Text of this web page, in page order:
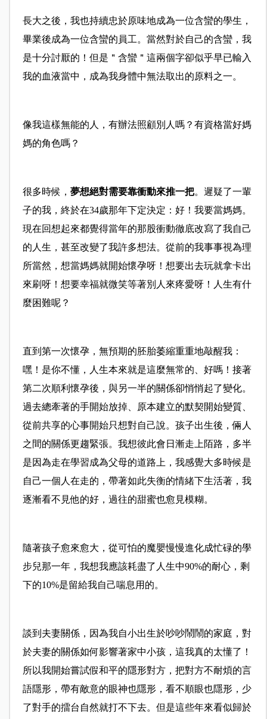
長大之後，我也持續忠於原味地成為一位含蠻的學生，
畢業後成為一位含蠻的員工。當然對於自己的含蠻，我
是十分討厭的！但是＂含蠻＂這兩個字卻似乎早已輸入
我的血液當中，成為我身體中無法取出的原料之一。
像我這樣無能的人，有辦法照顧別人嗎？有資格當好媽
媽的角色嗎？
很多時候， 夢想絕對需要靠衝動來推一把。遲疑了一輩
子的我，終於在34歲那年下定決定：好！我要當媽媽。
現在回想起來都覺得當年的那股衝動徹底改寫了我自己
的人生，甚至改變了我許多想法。從前的我事事視為理
所當然，想當媽媽就開始懷孕呀！想要出去玩就拿卡出
來刷呀！想要幸福就微笑等著別人來疼愛呀！人生有什
麼困難呢？
直到第一次懷孕，無預期的胚胎萎縮重重地敲醒我：
嘿！是你不懂，人生本來就是這麼無常的、好嗎！接著
第二次順利懷孕後，與另一半的關係卻悄悄起了變化。
過去總牽著的手開始放掉、原本建立的默契開始變質、
從前共享的心事開始只想對自己說。孩子出生後，倆人
之間的關係更趨緊張。我想彼此會日漸走上陌路，多半
是因為走在學習成為父母的道路上，我感覺大多時候是
自己一個人在走的，帶著如此失衡的情緒下生活著，我
逐漸看不見他的好，過往的甜蜜也愈見模糊。
隨著孩子愈來愈大，從可怕的魔嬰慢慢進化成忙碌的學
步兒那一年，我想我應該耗盡了人生中90%的耐心，剩
下的10%是留給我自己喘息用的。
談到夫妻關係，因為我自小出生於吵吵鬧鬧的家庭，對
於夫妻的關係如何影響著家中小孩，這我真的太懂了！
所以我開始嘗試假和平的隱形對方，把對方不耐煩的言
語隱形，帶有敵意的眼神也隱形，看不順眼也隱形，少
了對手的擂台自然就打不下去。但是這些年來看似歸於